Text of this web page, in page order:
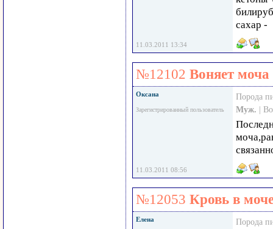
сахар -
11.03.2011 13:34
№12102 Воняет моча
Оксана
Зарегистрированный пользователь
Порода
Муж. |
11.03.2011 08:56
№12053 Кровь в
Елена
Порода